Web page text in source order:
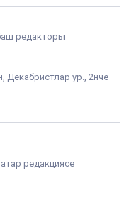
редакторы
Декабристлар ур., 2нче
редакциясе